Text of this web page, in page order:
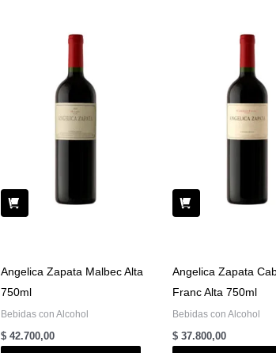
Angelica Zapata Malbec Alta
750ml
Bebidas con Alcohol
$42.700,00
Angelica Zapata
Franc Alta 750ml
Bebidas con Alcohol
$37.800,00